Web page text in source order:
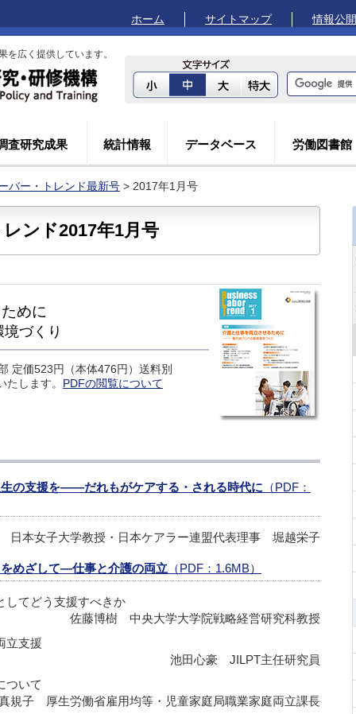
ホーム サイトマップ 情報公開
を広く提供しています。
査研究成果 統計情報 データベース 労働図書館
バー・トレンド最新号 > 2017年1月号
ンド2017年1月号
めに
づくり
定価523円（本体476円）送料別
します。 PDFの閲覧について
の支援を――だれもがケアする・される時代に （PDF：
日本女子大学教授・日本ケアラー連盟代表理事 堀越栄子
めざして―仕事と介護の両立 （PDF：1.6MB）
てどう支援すべきか
佐藤博樹 中央大学大学院戦略経営研究科教授
立支援
池田心豪 JILPT主任研究員
いて
規子 厚生労働省雇用均等・児童家庭局職業家庭両立課長